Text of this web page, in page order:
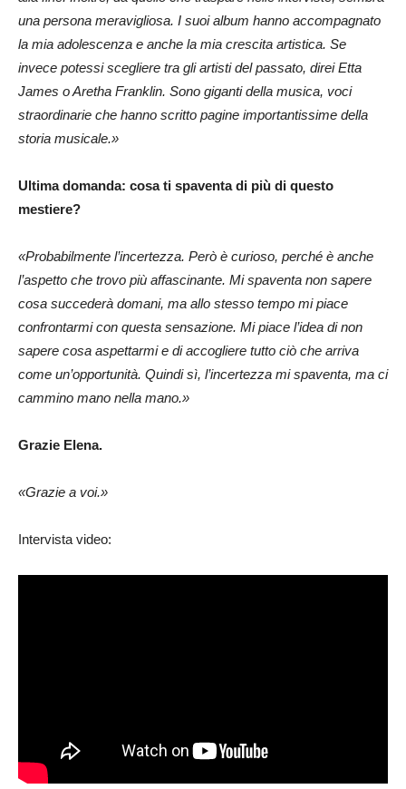
una persona meravigliosa. I suoi album hanno accompagnato
la mia adolescenza e anche la mia crescita artistica. Se
invece potessi scegliere tra gli artisti del passato, direi Etta
James o Aretha Franklin. Sono giganti della musica, voci
straordinarie che hanno scritto pagine importantissime della
storia musicale.»
Ultima domanda: cosa ti spaventa di più di questo
mestiere?
«Probabilmente l’incertezza. Però è curioso, perché è anche
l’aspetto che trovo più affascinante. Mi spaventa non sapere
cosa succederà domani, ma allo stesso tempo mi piace
confrontarmi con questa sensazione. Mi piace l’idea di non
sapere cosa aspettarmi e di accogliere tutto ciò che arriva
come un’opportunità. Quindi sì, l’incertezza mi spaventa, ma ci
cammino mano nella mano.»
Grazie Elena.
«Grazie a voi.»
Intervista video: